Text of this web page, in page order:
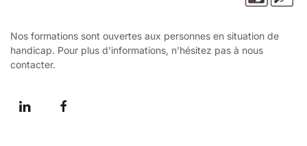
Nos formations sont ouvertes aux personnes en situation de
handicap. Pour plus d’informations, n’hésitez pas à nous
contacter.